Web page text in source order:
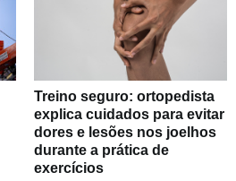
Treino seguro: ortopedista
explica cuidados para evitar
dores e lesões nos joelhos
durante a prática de
exercícios